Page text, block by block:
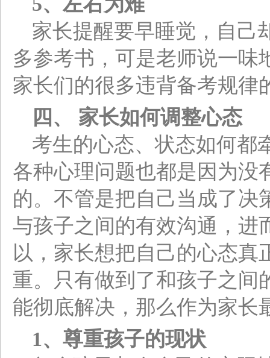
家长提醒要早睡觉，自己
多参考书，可是老师说一味
家长们的很多违背备考规律
四、 家长如何调整心态
考生的心态、状态如何都
各种心理问题也都是因为没
的。不管是把自己当成了决
与孩子之间的有效沟通，进
以，家长想把自己的心态
重。只有做到了和孩子之间
能彻底解决，那么作为家长
1、尊重孩子的现状